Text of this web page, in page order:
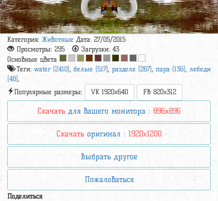
Категория: Животные Дата: 27/05/2015
Просмотры: 295 Загрузки: 43
Основные цвета
Теги: water (2410), белые (517), разделе (267), пара (136), лебеди
(48),
Популярные размеры:
VK 1920x640 FB 820x312
Скачать для вашего монитора : 896x896
Скачать оригинал : 1920x1200
Выбрать другое
Пожаловаться
Поделиться